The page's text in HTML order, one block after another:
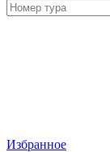
Избранное